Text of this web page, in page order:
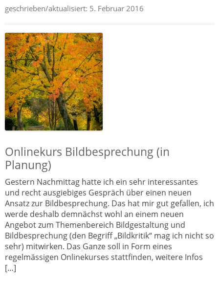
geschrieben/aktualisiert: 5. Februar 2016
Onlinekurs Bildbesprechung (in
Planung)
Gestern Nachmittag hatte ich ein sehr interessantes
und recht ausgiebiges Gespräch über einen neuen
Ansatz zur Bildbesprechung. Das hat mir gut gefallen, ich
werde deshalb demnächst wohl an einem neuen
Angebot zum Themenbereich Bildgestaltung und
Bildbesprechung (den Begriff „Bildkritik“ mag ich nicht so
sehr) mitwirken. Das Ganze soll in Form eines
regelmässigen Onlinekurses stattfinden, weitere Infos
[…]